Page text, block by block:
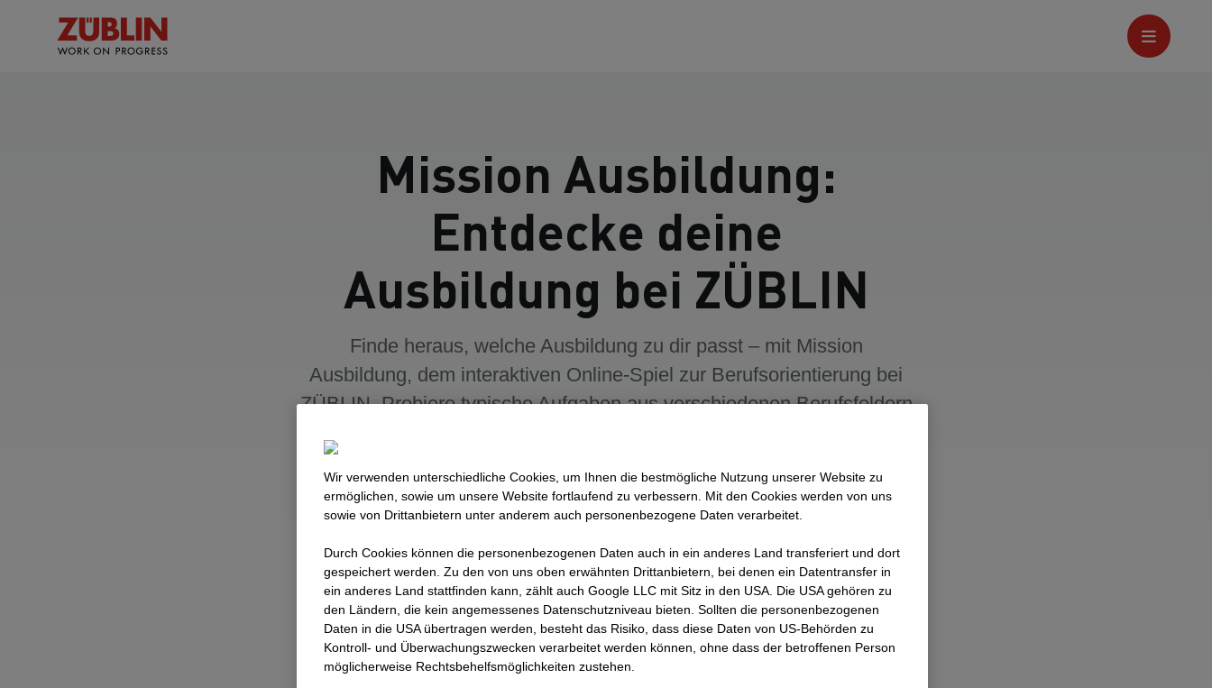
Mission Ausbildung:
Entdecke deine
Ausbildung bei ZÜBLIN
Finde heraus, welche Ausbildung zu dir passt – mit Mission
Ausbildung, dem interaktiven Online-Spiel zur Berufsorientierung bei
ZÜBLIN. Probiere typische Aufgaben aus verschiedenen Berufsfeldern
Wir verwenden unterschiedliche Cookies, um Ihnen die best­mögliche Nutzung unserer Website zu
ermöglichen, sowie um unsere Website fortlaufend zu verbessern. Mit den Cookies werden von uns
sowie von Drittanbietern unter anderem auch personenbezogene Daten verarbeitet.
Durch Cookies können die personenbezogenen Daten auch in ein anderes Land transferiert und dort
gespeichert werden. Zu den von uns oben erwähnten Drittanbietern, bei denen ein Datentransfer in
ein anderes Land stattfinden kann, zählt auch Google LLC mit Sitz in den USA. Die USA gehören zu
den Ländern, die kein angemessenes Datenschutzniveau bieten. Sollten die personenbezogenen
Daten in die USA übertragen werden, besteht das Risiko, dass diese Daten von US-Behörden zu
Kontroll- und Überwachungszwecken verarbeitet werden können, ohne dass der betroffenen Person
möglicherweise Rechtsbehelfsmöglichkeiten zustehen.